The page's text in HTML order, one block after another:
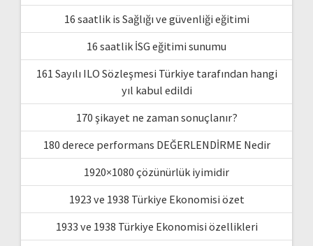
16 saatlik is Sağlığı ve güvenliği eğitimi
16 saatlik İSG eğitimi sunumu
161 Sayılı ILO Sözleşmesi Türkiye tarafından hangi
yıl kabul edildi
170 şikayet ne zaman sonuçlanır?
180 derece performans DEĞERLENDİRME Nedir
1920×1080 çözünürlük iyimidir
1923 ve 1938 Türkiye Ekonomisi özet
1933 ve 1938 Türkiye Ekonomisi özellikleri